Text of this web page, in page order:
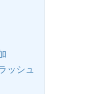
ッシュ